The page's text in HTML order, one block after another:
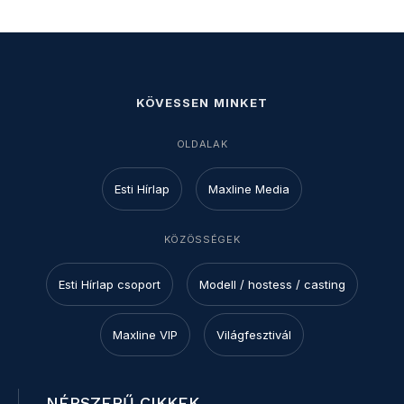
KÖVESSEN MINKET
OLDALAK
Esti Hírlap Maxline Media
KÖZÖSSÉGEK
Esti Hírlap csoport Modell / hostess / casting
Maxline VIP Világfesztivál